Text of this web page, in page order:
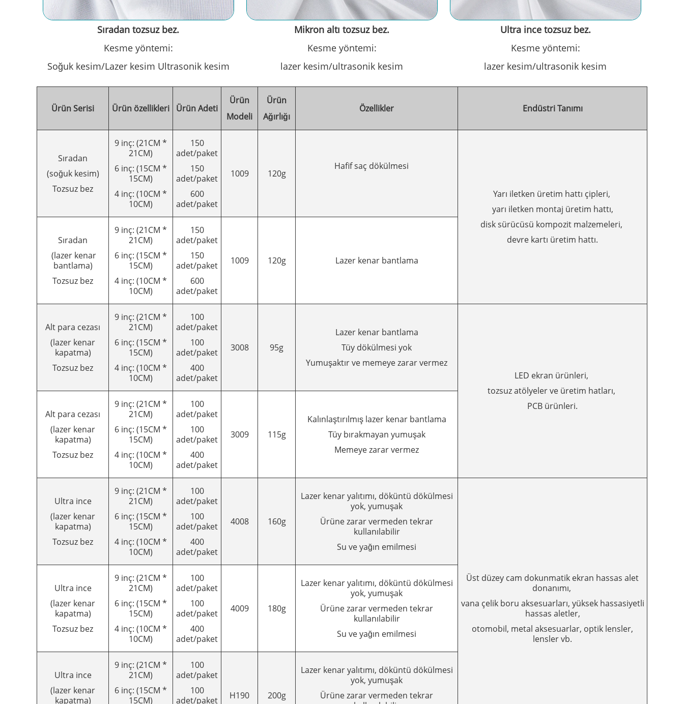
Sıradan tozsuz bez.
Kesme yöntemi:
Soğuk kesim/Lazer kesim Ultrasonik kesim
Mikron altı tozsuz bez.
Kesme yöntemi:
lazer kesim/ultrasonik kesim
Ultra ince tozsuz bez.
Kesme yöntemi:
lazer kesim/ultrasonik kesim
Ürün Serisi Ürün özellikleri Ürün Adeti
Ürün
Modeli
Ürün
Ağırlığı
Özellikler Endüstri Tanımı
Sıradan
(soğuk kesim)
Tozsuz bez
9 inç: (21CM *
21CM)
6 inç: (15CM *
15CM)
4 inç: (10CM *
10CM)
150
adet/paket
150
adet/paket
600
adet/paket
1009 120g
Hafif saç dökülmesi
Yarı iletken üretim hattı çipleri,
yarı iletken montaj üretim hattı,
disk sürücüsü kompozit malzemeleri,
devre kartı üretim hattı.
Sıradan
(lazer kenar
bantlama)
Tozsuz bez
9 inç: (21CM *
21CM)
6 inç: (15CM *
15CM)
4 inç: (10CM *
10CM)
150
adet/paket
150
adet/paket
600
adet/paket
1009 120g Lazer kenar bantlama
Alt para cezası
(lazer kenar
kapatma)
Tozsuz bez
9 inç: (21CM *
21CM)
6 inç: (15CM *
15CM)
4 inç: (10CM *
10CM)
100
adet/paket
100
adet/paket
400
adet/paket
3008 95g
Lazer kenar bantlama
Tüy dökülmesi yok
Yumuşaktır ve memeye zarar vermez
LED ekran ürünleri,
tozsuz atölyeler ve üretim hatları,
PCB ürünleri.
Alt para cezası
(lazer kenar
kapatma)
Tozsuz bez
9 inç: (21CM *
21CM)
6 inç: (15CM *
15CM)
4 inç: (10CM *
10CM)
100
adet/paket
100
adet/paket
400
adet/paket
3009 115g
Kalınlaştırılmış lazer kenar bantlama
Tüy bırakmayan yumuşak
Memeye zarar vermez
Ultra ince
(lazer kenar
kapatma)
Tozsuz bez
9 inç: (21CM *
21CM)
6 inç: (15CM *
15CM)
4 inç: (10CM *
10CM)
100
adet/paket
100
adet/paket
400
adet/paket
4008 160g
Lazer kenar yalıtımı, döküntü dökülmesi
yok, yumuşak
Ürüne zarar vermeden tekrar
kullanılabilir
Su ve yağın emilmesi
Üst düzey cam dokunmatik ekran hassas alet
donanımı,
vana çelik boru aksesuarları, yüksek hassasiyetli
hassas aletler,
otomobil, metal aksesuarlar, optik lensler,
lensler vb.
Ultra ince
(lazer kenar
kapatma)
Tozsuz bez
9 inç: (21CM *
21CM)
6 inç: (15CM *
15CM)
4 inç: (10CM *
10CM)
100
adet/paket
100
adet/paket
400
adet/paket
4009 180g
Lazer kenar yalıtımı, döküntü dökülmesi
yok, yumuşak
Ürüne zarar vermeden tekrar
kullanılabilir
Su ve yağın emilmesi
Ultra ince
(lazer kenar
kapatma)
9 inç: (21CM *
21CM)
6 inç: (15CM *
15CM)
100
adet/paket
100
adet/paket
H190 200g
Lazer kenar yalıtımı, döküntü dökülmesi
yok, yumuşak
Ürüne zarar vermeden tekrar